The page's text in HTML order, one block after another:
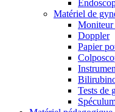
Matériel de
Doppler
Papier
Tests de